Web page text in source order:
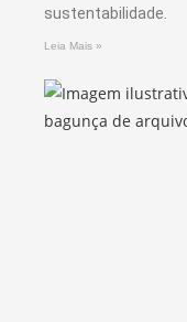
sustentabilidade.
Leia Mais »